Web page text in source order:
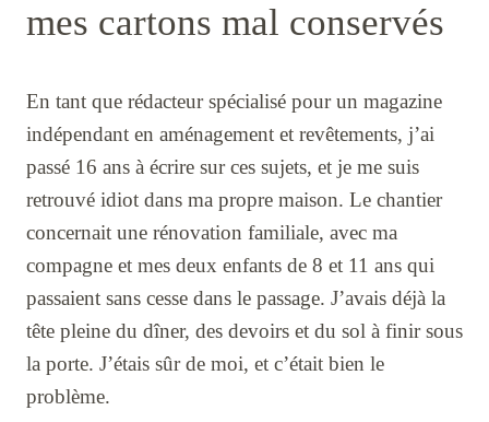
mes cartons mal conservés
En tant que rédacteur spécialisé pour un magazine
indépendant en aménagement et revêtements, j’ai
passé 16 ans à écrire sur ces sujets, et je me suis
retrouvé idiot dans ma propre maison. Le chantier
concernait une rénovation familiale, avec ma
compagne et mes deux enfants de 8 et 11 ans qui
passaient sans cesse dans le passage. J’avais déjà la
tête pleine du dîner, des devoirs et du sol à finir sous
la porte. J’étais sûr de moi, et c’était bien le
problème.